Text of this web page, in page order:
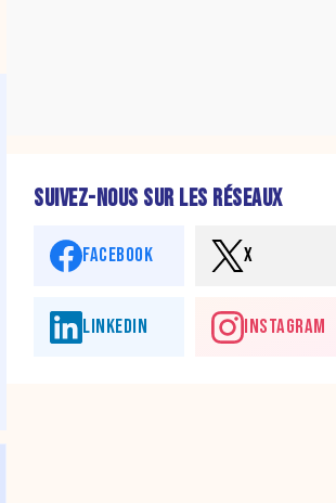
SUIVEZ-NOUS SUR LES RÉSEAUX
FACEBOOK X
LINKEDIN INSTAGRAM